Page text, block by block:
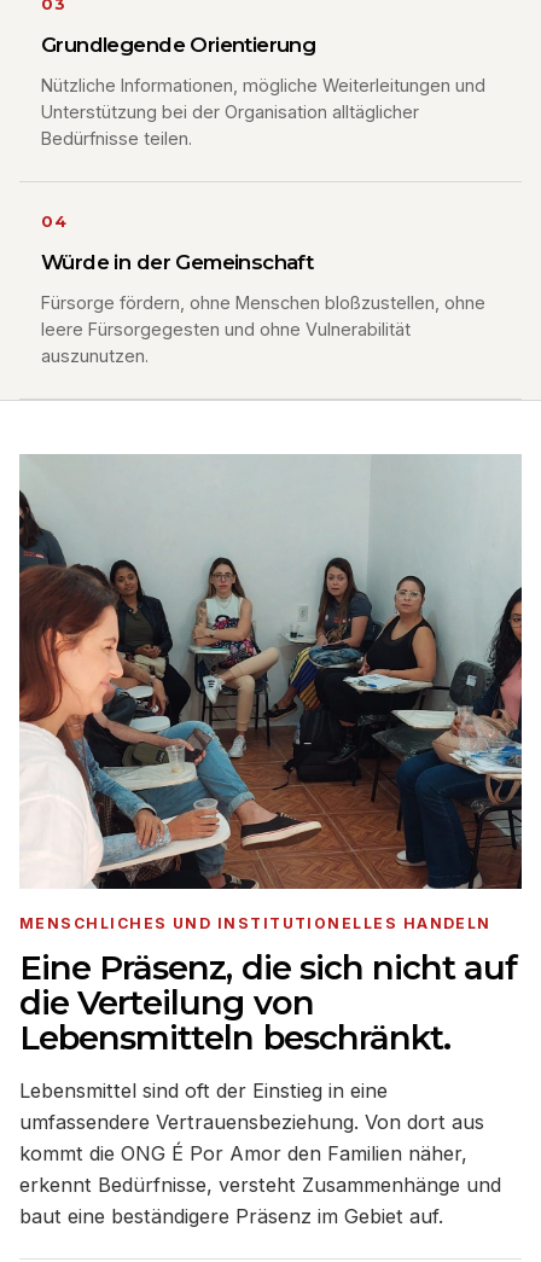
03
Grundlegende Orientierung
Nützliche Informationen, mögliche Weiterleitungen und
Unterstützung bei der Organisation alltäglicher
Bedürfnisse teilen.
04
Würde in der Gemeinschaft
Fürsorge fördern, ohne Menschen bloßzustellen, ohne
leere Fürsorgegesten und ohne Vulnerabilität
auszunutzen.
MENSCHLICHES UND INSTITUTIONELLES HANDELN
Eine Präsenz, die sich nicht auf
die Verteilung von
Lebensmitteln beschränkt.
Lebensmittel sind oft der Einstieg in eine
umfassendere Vertrauensbeziehung. Von dort aus
kommt die ONG É Por Amor den Familien näher,
erkennt Bedürfnisse, versteht Zusammenhänge und
baut eine beständigere Präsenz im Gebiet auf.